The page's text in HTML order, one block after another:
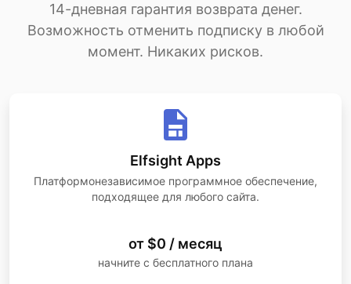
14-дневная гарантия возврата денег.
Возможность отменить подписку в любой
момент. Никаких рисков.
Elfsight Apps
Платформонезависимое программное обеспечение,
подходящее для любого сайта.
от $0 / месяц
начните с бесплатного плана